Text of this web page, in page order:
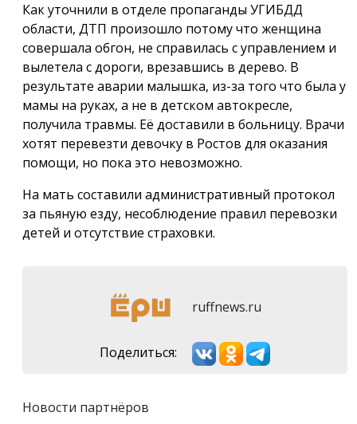
Как уточнили в отделе пропаганды УГИБДД
области, ДТП произошло потому что женщина
совершала обгон, не справилась с управлением и
вылетела с дороги, врезавшись в дерево. В
результате аварии малышка, из-за того что была у
мамы на руках, а не в детском автокресле,
получила травмы. Её доставили в больницу. Врачи
хотят перевезти девочку в Ростов для оказания
помощи, но пока это невозможно.
На мать составили административный протокол
за пьяную езду, несоблюдение правил перевозки
детей и отсутствие страховки.
ruffnews.ru
Поделиться:
Новости партнёров